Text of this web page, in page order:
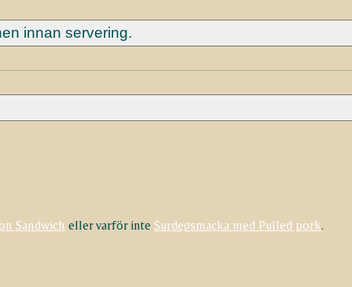
innan servering.
Sandwich eller varför inte Surdegsmacka med Pulled pork.